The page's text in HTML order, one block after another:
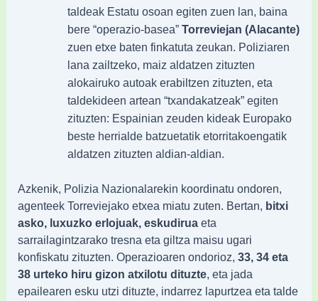
taldeak Estatu osoan egiten zuen lan, baina
bere “operazio-basea” Torreviejan (Alacante)
zuen etxe baten finkatuta zeukan. Poliziaren
lana zailtzeko, maiz aldatzen zituzten
alokairuko autoak erabiltzen zituzten, eta
taldekideen artean “txandakatzeak” egiten
zituzten: Espainian zeuden kideak Europako
beste herrialde batzuetatik etorritakoengatik
aldatzen zituzten aldian-aldian.
Azkenik, Polizia Nazionalarekin koordinatu ondoren,
agenteek Torreviejako etxea miatu zuten. Bertan, bitxi
asko, luxuzko erlojuak, eskudirua eta
sarrailagintzarako tresna eta giltza maisu ugari
konfiskatu zituzten. Operazioaren ondorioz,33, 34 eta
38 urteko hiru gizon atxilotu dituzte, eta jada
epailearen esku utzi dituzte, indarrez lapurtzea eta talde